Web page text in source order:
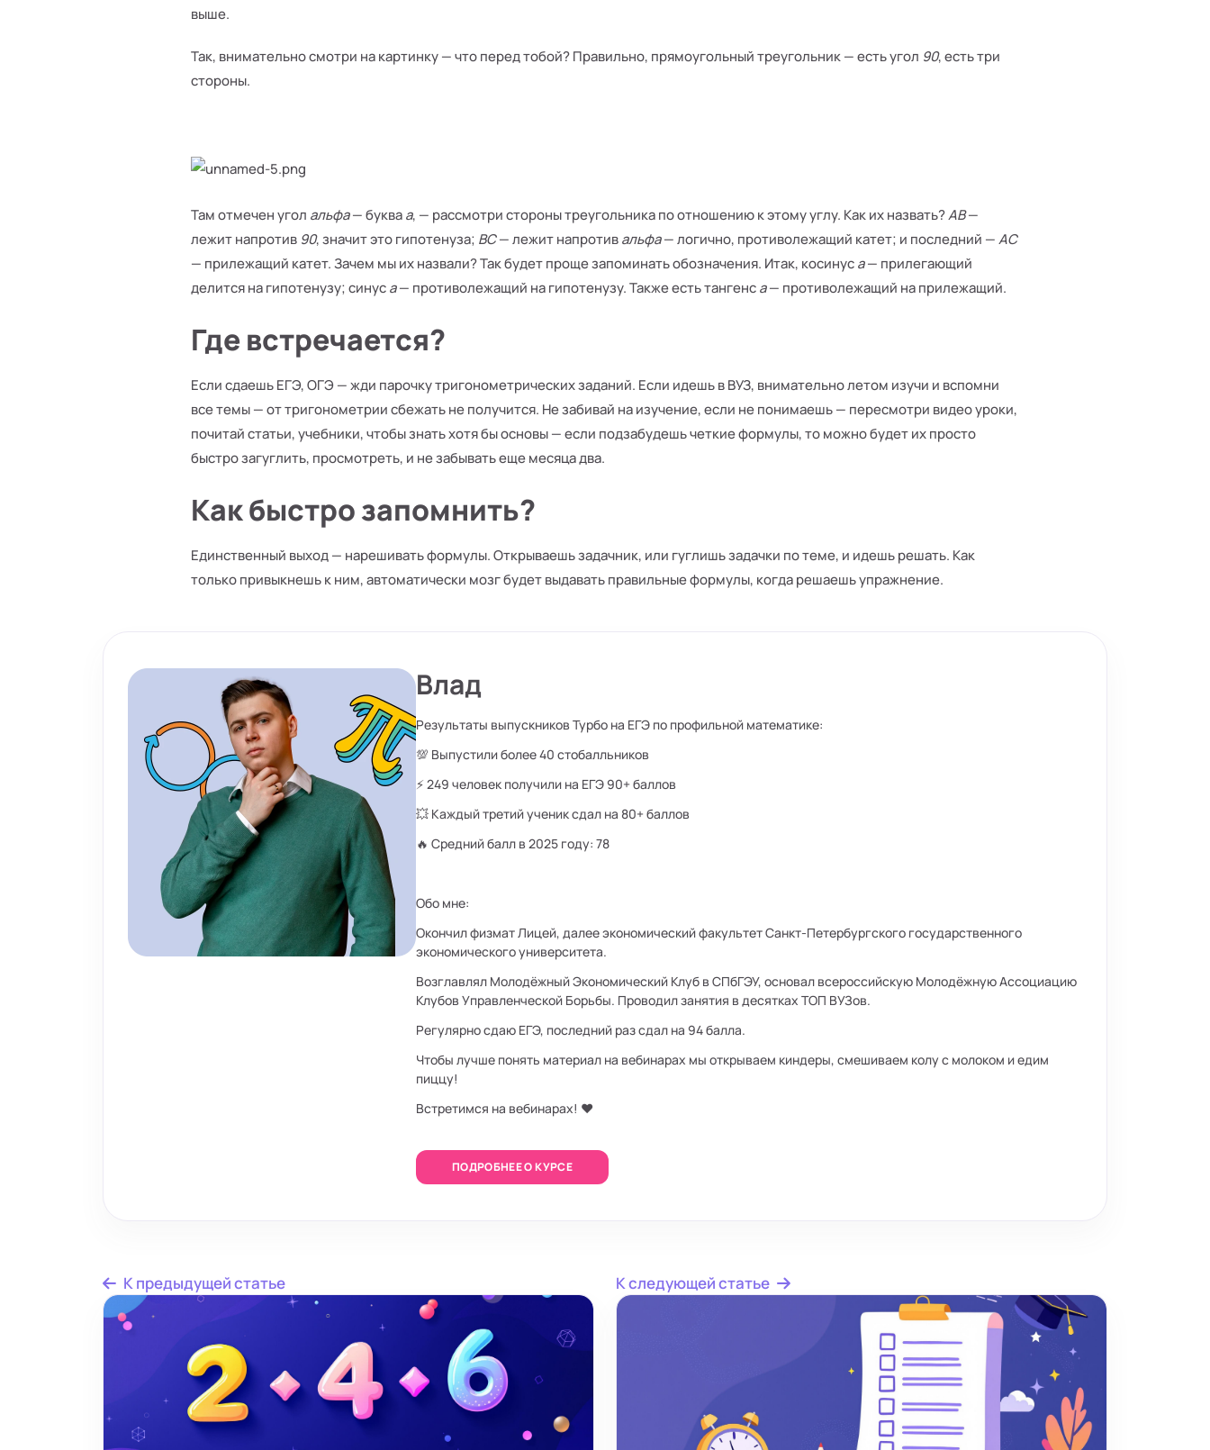
выше.
Так, внимательно смотри на картинку — что перед тобой? Правильно, прямоугольный треугольник — есть угол 90, есть три
стороны.
Там отмечен угол альфа— букваа, — рассмотри стороны треугольника по отношению к этому углу. Как их назвать?AB—
лежит напротив 90, значит это гипотенуза; BC— лежит напротивальфа— логично, противолежащий катет; и последний —AC
— прилежащий катет. Зачем мы их назвали? Так будет проще запоминать обозначения. Итак, косинусa— прилегающий
делится на гипотенузу; синусa— противолежащий на гипотенузу. Также есть тангенсa— противолежащий на прилежащий.
Где встречается?
Если сдаешь ЕГЭ, ОГЭ — жди парочку тригонометрических заданий. Если идешь в ВУЗ, внимательно летом изучи и вспомни
все темы — от тригонометрии сбежать не получится. Не забивай на изучение, если не понимаешь — пересмотри видео уроки,
почитай статьи, учебники, чтобы знать хотя бы основы — если подзабудешь четкие формулы, то можно будет их просто
быстро загуглить, просмотреть, и не забывать еще месяца два.
Как быстро запомнить?
Единственный выход — нарешивать формулы. Открываешь задачник, или гуглишь задачки по теме, и идешь решать. Как
только привыкнешь к ним, автоматически мозг будет выдавать правильные формулы, когда решаешь упражнение.
Влад
Результаты выпускников Турбо на ЕГЭ по профильной математике:
💯 Выпустили более 40 стобалльников
⚡ 249 человек получили на ЕГЭ 90+ баллов
💥 Каждый третий ученик сдал на 80+ баллов
🔥 Средний балл в 2025 году: 78
Обо мне:
Окончил физмат Лицей, далее экономический факультет Санкт-Петербургского государственного
экономического университета.
Возглавлял Молодёжный Экономический Клуб в СПбГЭУ, основал всероссийскую Молодёжную Ассоциацию
Клубов Управленческой Борьбы. Проводил занятия в десятках ТОП ВУЗов.
Регулярно сдаю ЕГЭ, последний раз сдал на 94 балла.
Чтобы лучше понять материал на вебинарах мы открываем киндеры, смешиваем колу с молоком и едим
пиццу!
Встретимся на вебинарах! ❤️
ПОДРОБНЕЕ О КУРСЕ
К предыдущей статье К следующей статье